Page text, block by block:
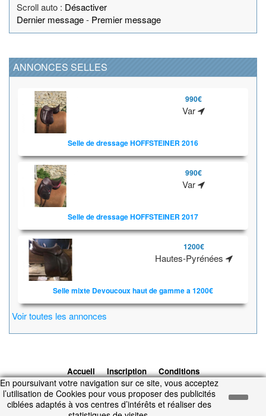
Scroll auto : Désactiver
Dernier message- Premier message
ANNONCES SELLES
990€
Var
Selle de dressage HOFFSTEINER 2016
990€
Var
Selle de dressage HOFFSTEINER 2017
1200€
Hautes-Pyrénées
Selle mixte Devoucoux haut de gamme a 1200€
Voir toutes les annonces
Accueil Inscription
Conditions
d'utilisation
Contacts © 2026 1cheval.com
Ecurie Virtuelle -
Jeu Cheval
En poursuivant votre navigation sur ce site, vous acceptez
l’utilisation de Cookies pour vous proposer des publicités
ciblées adaptés à vos centres d’intérêts et réaliser des